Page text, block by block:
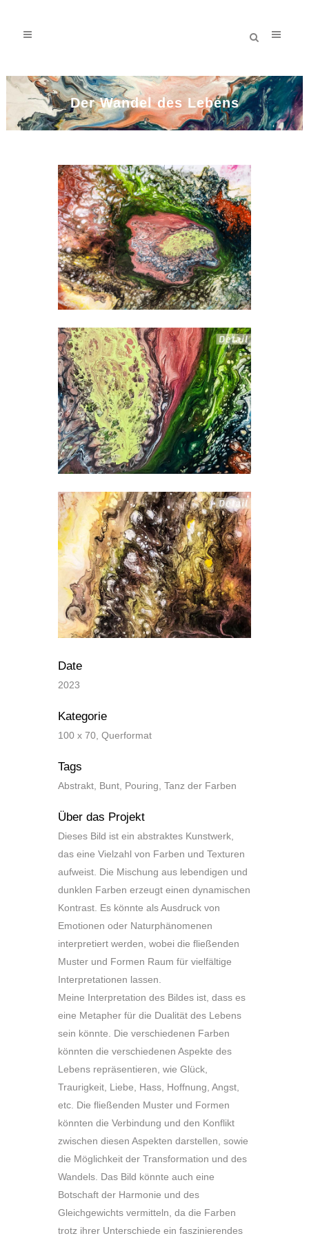
Der Wandel des Lebens
Date
2023
Kategorie
100 x 70, Querformat
Tags
Abstrakt, Bunt, Pouring, Tanz der Farben
Über das Projekt
Dieses Bild ist ein abstraktes Kunstwerk,
das eine Vielzahl von Farben und Texturen
aufweist. Die Mischung aus lebendigen und
dunklen Farben erzeugt einen dynamischen
Kontrast. Es könnte als Ausdruck von
Emotionen oder Naturphänomenen
interpretiert werden, wobei die fließenden
Muster und Formen Raum für vielfältige
Interpretationen lassen.
Meine Interpretation des Bildes ist, dass es
eine Metapher für die Dualität des Lebens
sein könnte. Die verschiedenen Farben
könnten die verschiedenen Aspekte des
Lebens repräsentieren, wie Glück,
Traurigkeit, Liebe, Hass, Hoffnung, Angst,
etc. Die fließenden Muster und Formen
könnten die Verbindung und den Konflikt
zwischen diesen Aspekten darstellen, sowie
die Möglichkeit der Transformation und des
Wandels. Das Bild könnte auch eine
Botschaft der Harmonie und des
Gleichgewichts vermitteln, da die Farben
trotz ihrer Unterschiede ein faszinierendes